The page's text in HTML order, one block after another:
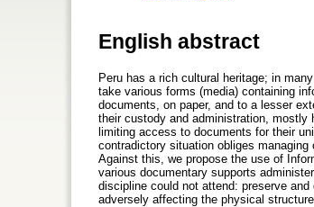
English abstract
Peru has a rich cultural heritage; in
take various forms (media) containing
documents, on paper, and to a lesser
their custody and administration, mostly
limiting access to documents for their
contradictory situation obliges
Against this, we propose the use of
various documentary supports
discipline could not attend: preserve
adversely affecting the physical